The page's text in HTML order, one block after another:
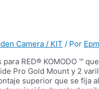
Camera / KIT / Por
RED® KOMODO ™
Pro Gold Mount y 2
superior que se fija